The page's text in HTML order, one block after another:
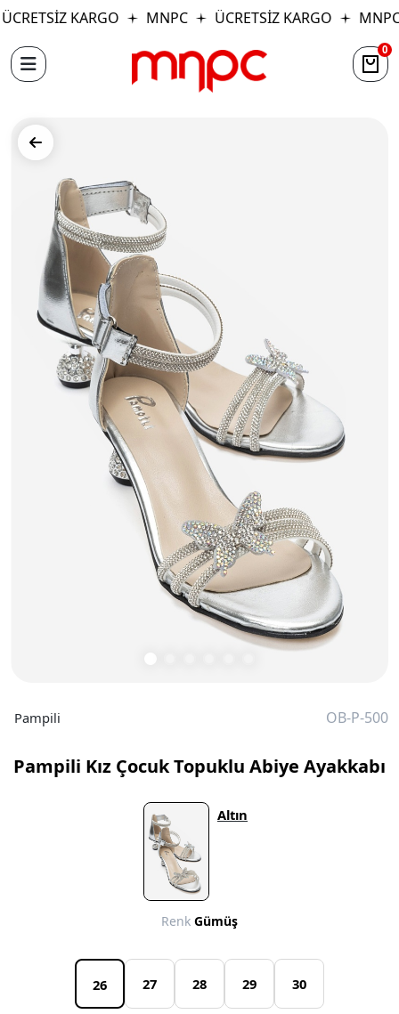
KARGO MNPC ÜCRETSİZ KARGO MNPC
0
Pampili OB-P-500
Pampili Kız Çocuk Topuklu Abiye Ayakkabı
Altın
Renk Gümüş
26 27 28 29 30